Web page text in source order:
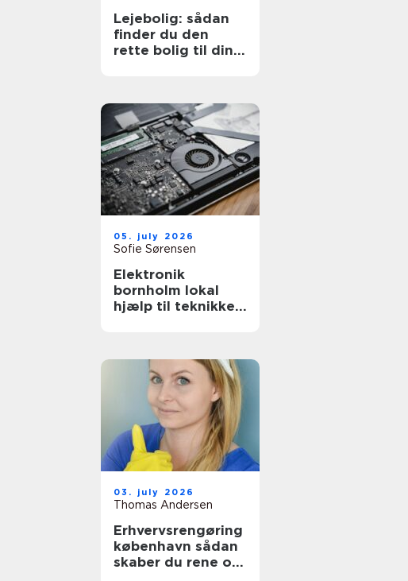
Lejebolig: sådan
finder du den
rette bolig til din
05. july 2026
Sofie Sørensen
Elektronik
bornholm lokal
hjælp til teknikken
03. july 2026
Thomas Andersen
Erhvervsrengøring
københavn sådan
skaber du rene og